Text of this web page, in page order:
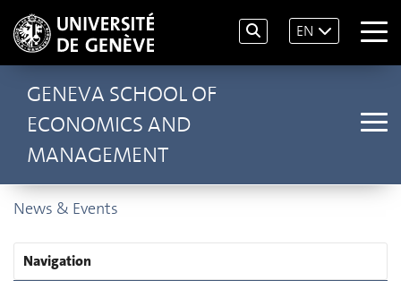
EN
GENEVA SCHOOL OF
ECONOMICS AND
MANAGEMENT
News & Events
Navigation